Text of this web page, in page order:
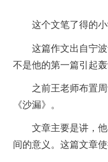
这个文笔了得的小
这篇作文出自宁波
不是他的第一篇引起轰
之前王老师布置周
《沙漏》。
文章主要是讲，他
间的意义。这篇文章